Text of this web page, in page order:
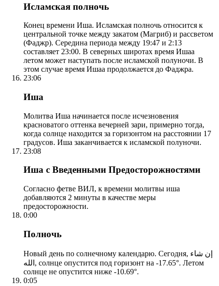
Исламская полночь
Конец времени Иша. Исламская полночь относится к
центральной точке между закатом (Магриб) и рассветом
(Фаджр). Середина периода между 19:47 и 2:13
составляет 23:00. В северных широтах время Ишаа
летом может наступать после исламской полуночи. В
этом случае время Ишаа продолжается до Фаджра.
23:06
Иша
Молитва Иша начинается после исчезновения
красноватого оттенка вечерней зари, примерно тогда,
когда солнце находится за горизонтом на расстоянии 17
градусов. Иша заканчивается к исламской полуночи.
23:08
Иша с Введенными Предосторожностями
Согласно фетве ВИЛ, к времени молитвы иша
добавляются 2 минуты в качестве меры
предосторожности.
0:00
Полночь
Новый день по солнечному календарю. Сегодня, إن شاء
الله, солнце опустится под горизонт на -17.65°. Летом
солнце не опустится ниже -10.69°.
0:05